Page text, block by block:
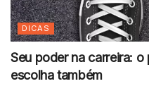
DICAS
Seu poder na carreira:
escolha também